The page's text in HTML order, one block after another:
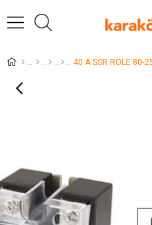
40 A SSR RÖLE 80-